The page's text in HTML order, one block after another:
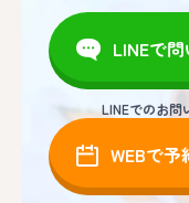
LINEで
LINEでのお問
WEBで予